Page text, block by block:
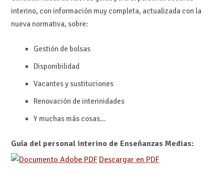
interino, con información muy completa, actualizada con la
nueva normativa, sobre:
Gestión de bolsas
Disponibilidad
Vacantes y sustituciones
Renovación de interinidades
Y muchas más cosas…
Guía del personal interino de Enseñanzas Medias:
Descargar en PDF